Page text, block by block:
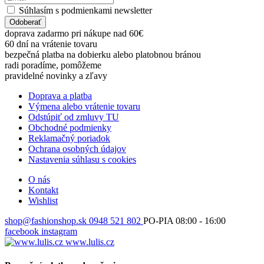
Súhlasím s podmienkami newsletter
Odoberať
doprava zadarmo pri nákupe nad 60€
60 dní na vrátenie tovaru
bezpečná platba na dobierku alebo platobnou bránou
radi poradíme, pomôžeme
pravidelné novinky a zľavy
Doprava a platba
Výmena alebo vrátenie tovaru
Odstúpiť od zmluvy TU
Obchodné podmienky
Reklamačný poriadok
Ochrana osobných údajov
Nastavenia súhlasu s cookies
O nás
Kontakt
Wishlist
shop@fashionshop.sk 0948 521 802 PO-PIA 08:00 - 16:00
facebook instagram
www.lulis.cz